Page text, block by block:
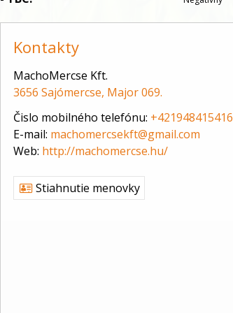
Kontakty
MachoMercse Kft.
3656 Sajómercse, Major 069.
Čislo mobilného telefónu: +421948415416
E-mail: machomercsekft@gmail.com
Web: http://machomercse.hu/
Stiahnutie menovky